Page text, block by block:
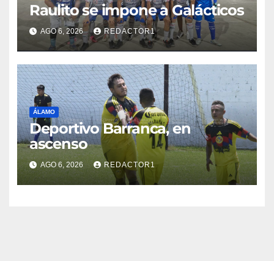
Raulito se impone a Galácticos
AGO 6, 2026 REDACTOR1
ÁLAMO
Deportivo Barranca, en
ascenso
AGO 6, 2026 REDACTOR1